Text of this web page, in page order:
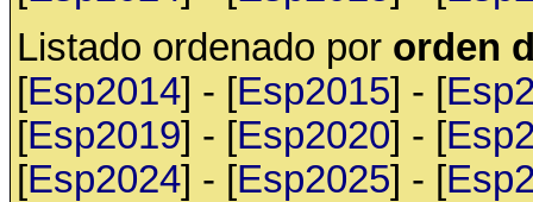
Listado ordenado por orden
[Esp2014] - [Esp2015] - [
[Esp2019] - [Esp2020] - [
[Esp2024] - [Esp2025] - [